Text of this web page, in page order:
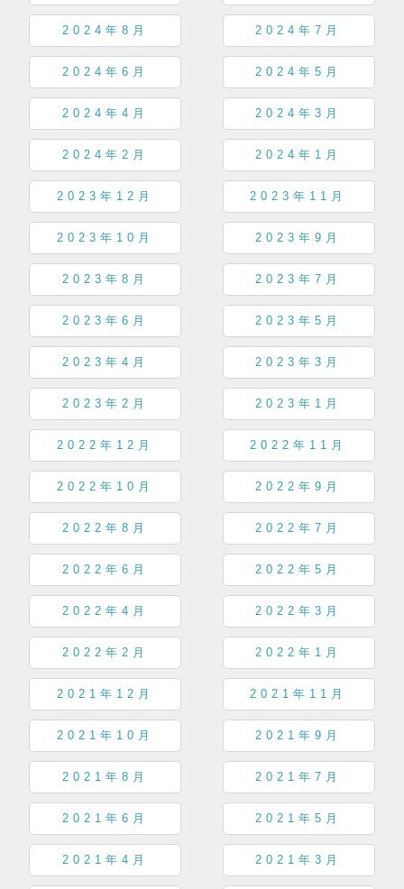
2024年8月 2024年7月
2024年6月 2024年5月
2024年4月 2024年3月
2024年2月 2024年1月
2023年12月 2023年11月
2023年10月 2023年9月
2023年8月 2023年7月
2023年6月 2023年5月
2023年4月 2023年3月
2023年2月 2023年1月
2022年12月 2022年11月
2022年10月 2022年9月
2022年8月 2022年7月
2022年6月 2022年5月
2022年4月 2022年3月
2022年2月 2022年1月
2021年12月 2021年11月
2021年10月 2021年9月
2021年8月 2021年7月
2021年6月 2021年5月
2021年4月 2021年3月